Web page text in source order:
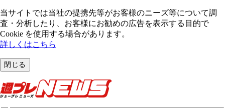
当サイトでは当社の提携先等がお客様のニーズ等について調
査・分析したり、お客様にお勧めの広告を表⽰する⽬的で
Cookie を使⽤する場合があります。
詳しくはこちら
閉じる